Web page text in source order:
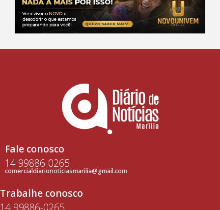
Fale conosco
14 99886-0265
comercialdiarionoticiasmarilia@gmail.com
Trabalhe conosco
14 99886-0265